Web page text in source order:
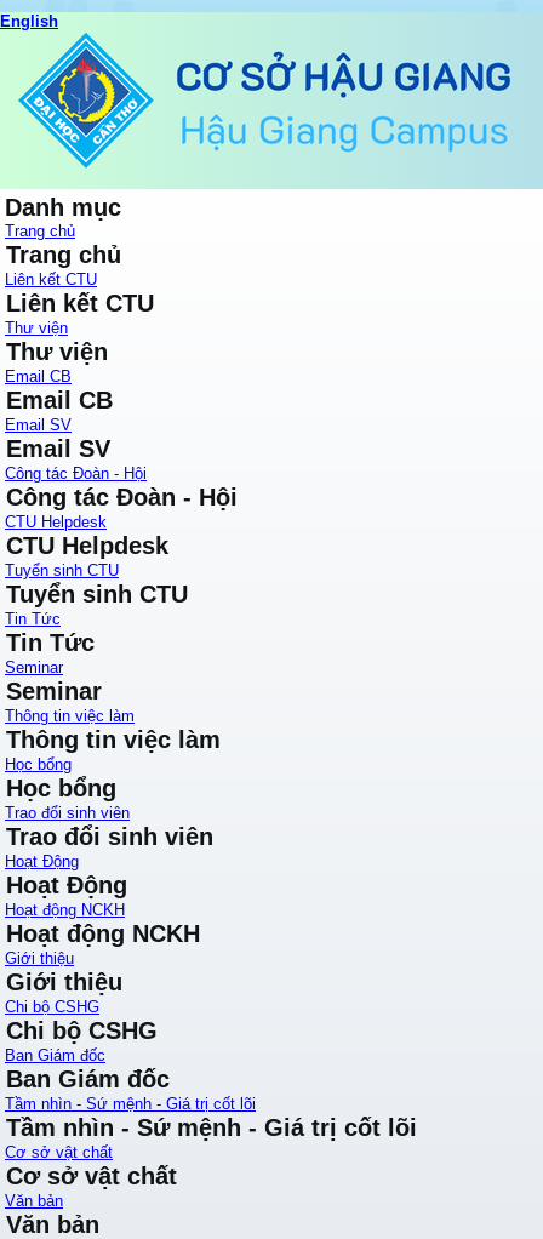
English
Danh mục
Trang chủ
Trang chủ
Liên kết CTU
Liên kết CTU
Thư viện
Thư viện
Email CB
Email CB
Email SV
Email SV
Công tác Đoàn - Hội
Công tác Đoàn - Hội
CTU Helpdesk
CTU Helpdesk
Tuyển sinh CTU
Tuyển sinh CTU
Tin Tức
Tin Tức
Seminar
Seminar
Thông tin việc làm
Thông tin việc làm
Học bổng
Học bổng
Trao đổi sinh viên
Trao đổi sinh viên
Hoạt Động
Hoạt Động
Hoạt động NCKH
Hoạt động NCKH
Giới thiệu
Giới thiệu
Chi bộ CSHG
Chi bộ CSHG
Ban Giám đốc
Ban Giám đốc
Tầm nhìn - Sứ mệnh - Giá trị cốt lõi
Tầm nhìn - Sứ mệnh - Giá trị cốt lõi
Cơ sở vật chất
Cơ sở vật chất
Văn bản
Văn bản